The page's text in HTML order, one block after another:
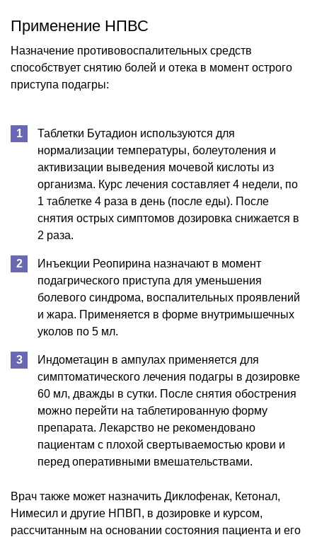
Применение НПВС
Назначение противовоспалительных средств
способствует снятию болей и отека в момент острого
приступа подагры:
Таблетки Бутадион используются для
нормализации температуры, болеутоления и
активизации выведения мочевой кислоты из
организма. Курс лечения составляет 4 недели, по
1 таблетке 4 раза в день (после еды). После
снятия острых симптомов дозировка снижается в
2 раза.
Инъекции Реопирина назначают в момент
подагрического приступа для уменьшения
болевого синдрома, воспалительных проявлений
и жара. Применяется в форме внутримышечных
уколов по 5 мл.
Индометацин в ампулах применяется для
симптоматического лечения подагры в дозировке
60 мл, дважды в сутки. После снятия обострения
можно перейти на таблетированную форму
препарата. Лекарство не рекомендовано
пациентам с плохой свертываемостью крови и
перед оперативными вмешательствами.
Врач также может назначить Диклофенак, Кетонал,
Нимесил и другие НПВП, в дозировке и курсом,
рассчитанным на основании состояния пациента и его